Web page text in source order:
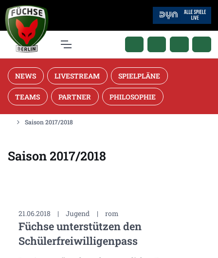
NEWS LIVESTREAM SPIELPLÄNE
TEAMS PARTNER PHILOSOPHIE
Saison 2017/2018
Saison 2017/2018
21.06.2018 | Jugend | rom
Füchse unterstützen den
Schülerfreiwilligenpass